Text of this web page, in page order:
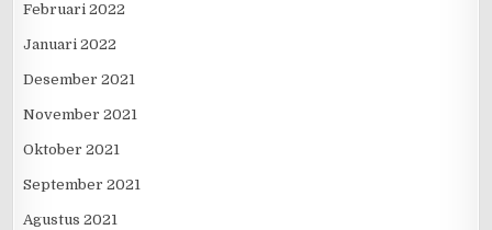
Februari 2022
Januari 2022
Desember 2021
November 2021
Oktober 2021
September 2021
Agustus 2021